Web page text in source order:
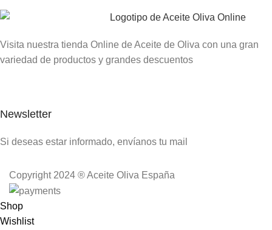
Visita nuestra tienda Online de Aceite de Oliva con una gran
variedad de productos y grandes descuentos
Newsletter
Si deseas estar informado, envíanos tu mail
Copyright 2024 ® Aceite Oliva España
Shop
Wishlist